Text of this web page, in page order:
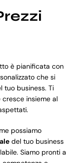
è pianificata con
che si
tuo business. Ti
insieme al
possiamo
del tuo business
Siamo pronti a